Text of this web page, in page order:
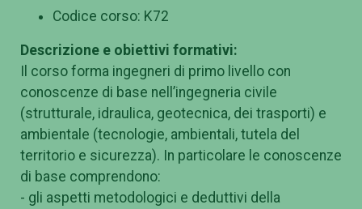
Codice corso: K72
Descrizione e obiettivi formativi:
Il corso forma ingegneri di primo livello con
conoscenze di base nell’ingegneria civile
(strutturale, idraulica, geotecnica, dei trasporti) e
ambientale (tecnologie, ambientali, tutela del
territorio e sicurezza). In particolare le conoscenze
di base comprendono:
- gli aspetti metodologici e deduttivi della